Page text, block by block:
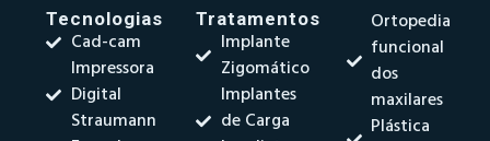
Tecnologias
Cad-cam
Impressora
Digital
Straumann
Tratamentos
Implante
Zigomático
Implantes
de Carga
Ortopedia
funcional
dos
maxilares
Plástica